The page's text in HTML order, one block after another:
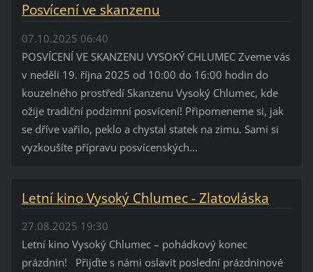
Posvícení ve skanzenu
07.10.2025 06:40
POSVÍCENÍ VE SKANZENU VYSOKÝ CHLUMEC Zveme vás
v neděli 19. října 2025 od 10:00 do 16:00 hodin do
kouzelného prostředí Skanzenu Vysoký Chlumec, kde
ožije tradiční podzimní posvícení! Připomeneme si, jak
se dříve vařilo, peklo a chystal statek na zimu. Sami si
vyzkoušíte přípravu posvícenských...
Letní kino Vysoký Chlumec - Zlatovláska
27.08.2025 19:30
Letní kino Vysoký Chlumec – pohádkový konec
prázdnin! Přijďte s námi oslavit poslední prázdninové